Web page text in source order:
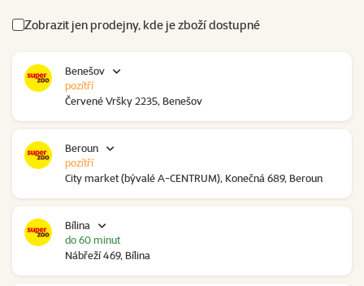
Zobrazit jen prodejny, kde je zboží dostupné
Benešov
Červené Vršky 2235, Benešov
pozítří
Beroun
City market (bývalé A-CENTRUM), Konečná 689, Beroun
pozítří
Bílina
Nábřeží 469, Bílina
do 60 minut